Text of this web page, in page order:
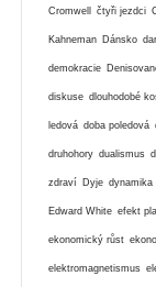
Cromwell čtyři jezdci
Kahneman Dánsko
demokracie
diskuse dlouhodobé
ledová doba poledová
druhohory dualismus
zdraví Dyje dynamika
Edward White efekt
ekonomický růst
elektromagnetismus